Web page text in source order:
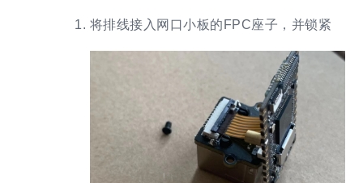
将排线接入网口小板的FPC座子，并锁紧